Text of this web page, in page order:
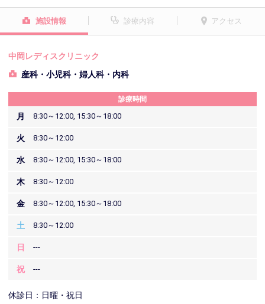
施設情報 診療内容 アクセス
中岡レディスクリニック
産科・小児科・婦人科・内科
診療時間
月 8:30～12:00, 15:30～18:00
火 8:30～12:00
水 8:30～12:00, 15:30～18:00
木 8:30～12:00
金 8:30～12:00, 15:30～18:00
土 8:30～12:00
日 ---
祝 ---
休診日：日曜・祝日